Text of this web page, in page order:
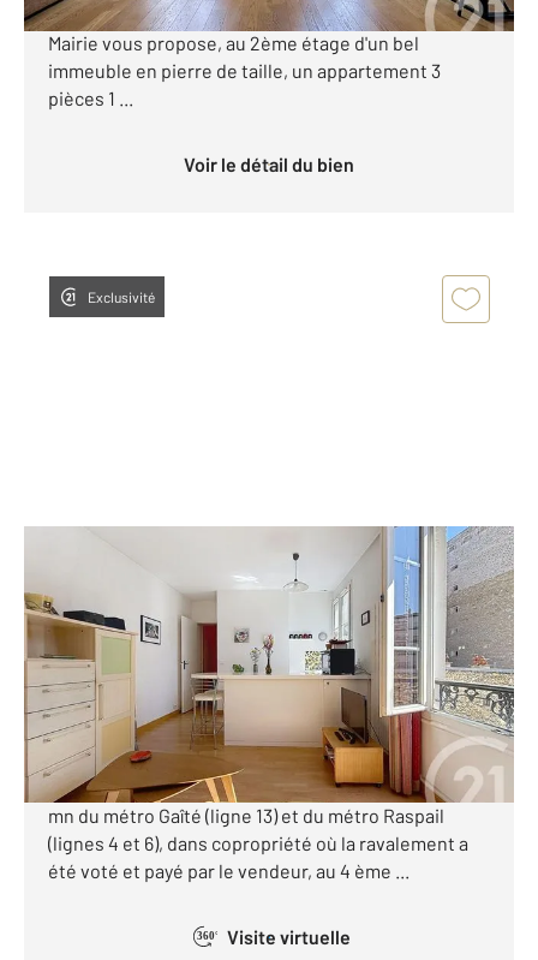
et de tous les commerces, CENTURY 21 Agence de la
Mairie vous propose, au 2ème étage d'un bel
immeuble en pierre de taille, un appartement 3
pièces 1 ...
Voir le détail du bien
Exclusivité
Ref : 1894
Appartement F2 à vendre
297 000 €
Visiter le site dédié
Dans le quartier commerçant de la rue Daguerre, à 7
mn du métro Gaîté (ligne 13) et du métro Raspail
(lignes 4 et 6), dans copropriété où la ravalement a
été voté et payé par le vendeur, au 4 ème ...
360° Visite virtuelle